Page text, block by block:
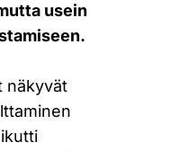
usein
näkyvät